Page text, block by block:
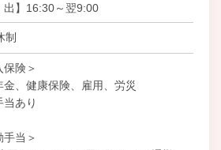
出】16:30～翌9:00
制
保険＞
金、健康保険、雇用、労災
当あり
手当＞